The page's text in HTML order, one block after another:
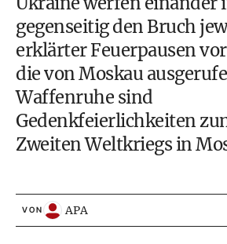
gegenseitig den Bruch
erklärter Feuerpausen
die von Moskau
Waffenruhe sind
Gedenkfeierlichkeiten
Zweiten Weltkriegs in
VON APA